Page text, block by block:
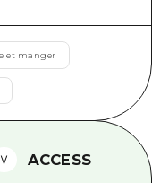
le transport en
et manger
ACCESS